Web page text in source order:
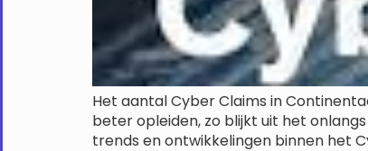
Het aantal Cyber Claims in
beter opleiden, zo blijkt uit het
trends en ontwikkelingen binnen het